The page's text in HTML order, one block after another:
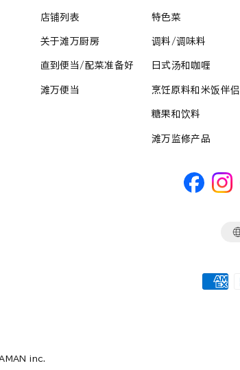
店铺列表
关于滩万厨房
直到便当/配菜准备好
滩万便当
特色菜
调料/调味料
日式汤和咖喱
烹饪原料和米饭伴侣
糖果和饮料
滩万监修产品
语
inc.